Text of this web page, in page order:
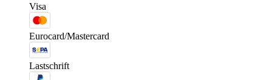
Visa
Eurocard/Mastercard
Lastschrift